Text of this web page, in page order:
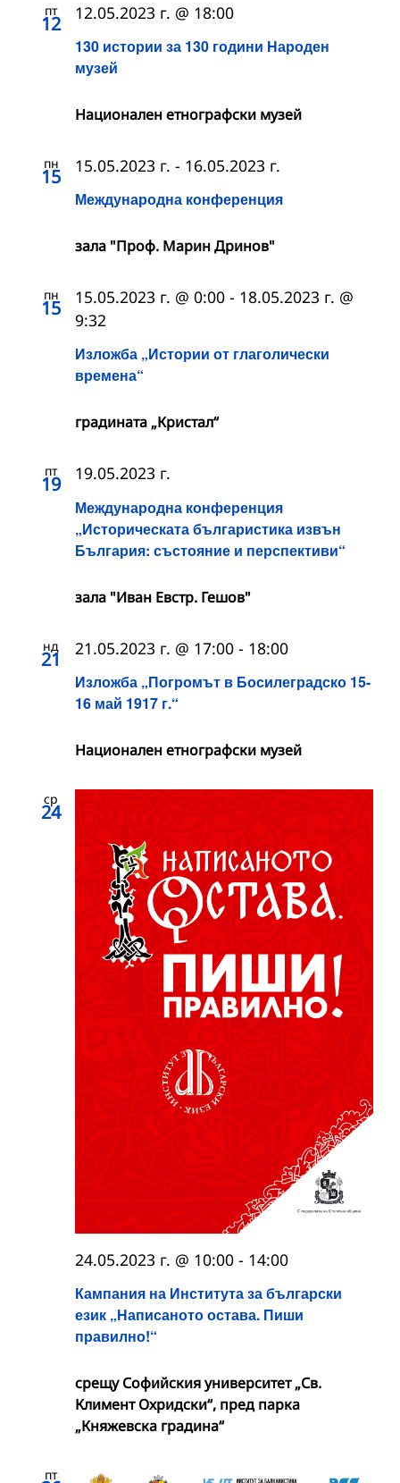
пт
12
130 истории за 130 години Народен
музей
12.05.2023 г. @ 18:00
Националeн етнографски музей
пн
15
Международна конференция
15.05.2023 г. - 16.05.2023 г.
зала "Проф. Марин Дринов"
пн
15
Изложба „Истории от глаголически
времена“
15.05.2023 г. @ 0:00 - 18.05.2023 г. @
9:32
градината „Кристал“
пт
19
Международна конференция
„Историческата българистика извън
България: състояние и перспективи“
19.05.2023 г.
зала "Иван Евстр. Гешов"
нд
21
Изложба „Погромът в Босилеградско 15-
16 май 1917 г.“
21.05.2023 г. @ 17:00 - 18:00
Национален етнографски музей
ср
24
Кампания на Института за български
език „Написаното остава. Пиши
правилно!“
24.05.2023 г. @ 10:00 - 14:00
срещу Софийския университет „Св.
Климент Охридски“, пред парка
„Княжевска градина“
пт